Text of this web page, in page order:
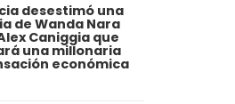
desestimó una
de Wanda Nara
Caniggia que
una millonaria
económica